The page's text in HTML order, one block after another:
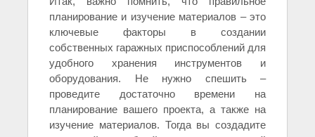
планирование и изучение материалов – это
ключевые факторы в создании
собственных гаражных приспособлений для
удобного хранения инструментов и
оборудования. Не нужно спешить –
проведите достаточно времени на
планирование вашего проекта, а также на
изучение материалов. Тогда вы создадите